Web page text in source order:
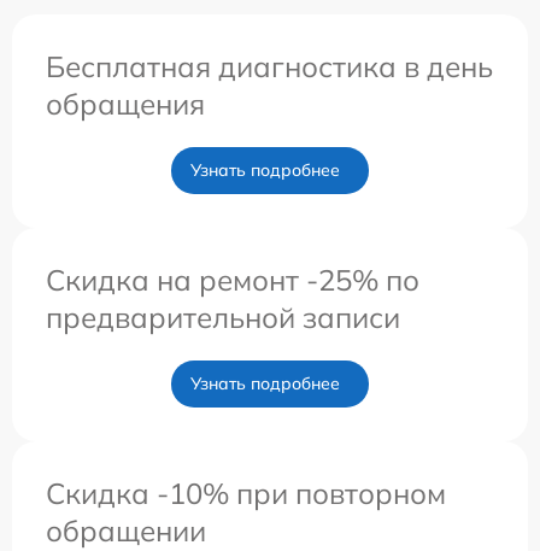
Бесплатная диагностика в день
обращения
Узнать подробнее
Скидка на ремонт -25% по
предварительной записи
Узнать подробнее
Скидка -10% при повторном
обращении